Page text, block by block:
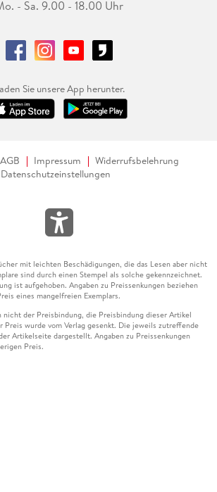
- Sa. 9.00 - 18.00 Uhr
Sie unsere App herunter.
AGB Impressum
Widerrufsbelehrung
Datenschutzeinstellungen
mit leichten Beschädigungen, die das Lesen aber nicht
sind durch einen Stempel als solche gekennzeichnet.
ist aufgehoben. Angaben zu Preissenkungen beziehen
eines mangelfreien Exemplars.
der Preisbindung, die Preisbindung dieser Artikel
Preis wurde vom Verlag gesenkt. Die jeweils zutreffende
Artikelseite dargestellt. Angaben zu Preissenkungen
Preis.